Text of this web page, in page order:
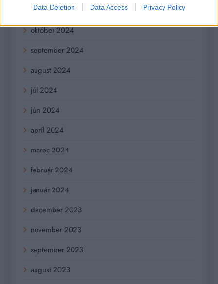
Data Deletion Data Access Privacy Policy
november 2024
október 2024
september 2024
august 2024
júl 2024
jún 2024
apríl 2024
marec 2024
február 2024
január 2024
december 2023
november 2023
september 2023
august 2023